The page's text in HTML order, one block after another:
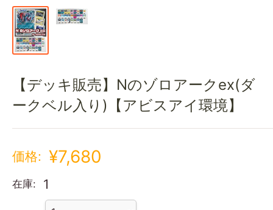
【デッキ販売】Nのゾロアークex(ダ
ークベル入り)【アビスアイ環境】
価格: ¥7,680
在庫: 1